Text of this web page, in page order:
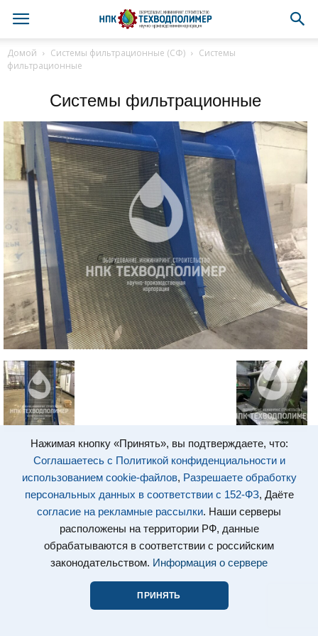
Нажимая кнопку «Принять», вы подтверждаете, что:
Соглашаетесь с Политикой конфиденциальности и
использованием cookie-файлов, Разрешаете обработку
персональных данных в соответствии с 152-ФЗ, Даёте
согласие на рекламные рассылки. Наши серверы
расположены на территории РФ, данные
обрабатываются в соответствии с российским
законодательством. Информация о сервере
ПРИНЯТЬ
Домой Системы фильтрационные (СФ)
Системы
фильтрационные
Системы фильтрационные